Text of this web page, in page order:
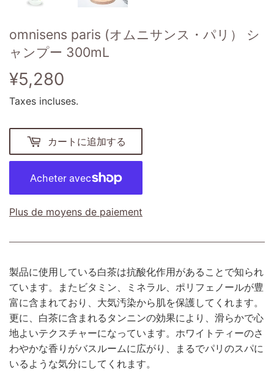
omnisens paris (オムニサンス・パリ） シ
ャンプー 300mL
¥5,280
Taxes incluses.
カートに追加する
Plus de moyens de paiement
製品に使用している白茶は抗酸化作用があることで知られ
ています。またビタミン、ミネラル、ポリフェノールが豊
富に含まれており、大気汚染から肌を保護してくれます。
更に、白茶に含まれるタンニンの効果により、滑らかで心
地よいテクスチャーになっています。ホワイトティーのさ
わやかな香りがバスルームに広がり、まるでパリのスパに
いるような気分にしてくれます。